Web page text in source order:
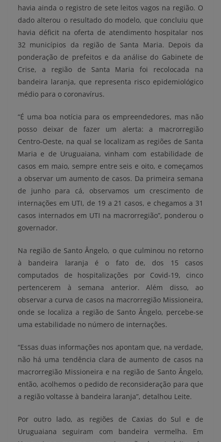
havia ainda o registro de sete leitos vagos na região. O
dado alterou o resultado do modelo, que concluiu que
havia déficit na oferta de atendimento hospitalar nos
32 municípios da região de Santa Maria. Depois da
ponderação de prefeitos e da análise do Gabinete de
Crise, a região de Santa Maria foi recolocada na
bandeira laranja, que representa risco epidemiológico
médio para o coronavírus.
“É uma boa notícia para os empreendedores, mas não
posso deixar de fazer um alerta: a macrorregião
Centro-Oeste, na qual se localizam as regiões de Santa
Maria e de Uruguaiana, vinham com estabilidade de
casos em maio, sempre entre seis e oito, e começamos
a observar um aumento de casos. Da primeira semana
de junho para cá, observamos um crescimento de
internações em UTI, de 19 a 21 casos, e chegamos a 31
casos internados em UTI na macrorregião”, ponderou o
governador.
Na região de Santo Ângelo, o que culminou no retorno
à bandeira laranja é o fato de, dos 15 casos
computados de hospitalizações por Covid-19, cinco
pertencerem à semana anterior. Além disso, ao
observar a curva de casos na macrorregião Missioneira,
onde se localiza a região de Santo Ângelo, percebe-se
uma estabilidade no número de internações.
“Essas duas informações nos apontam que, na verdade,
não há uma tendência clara de aumento de casos na
macrorregião Missioneira e na região de Santo Ângelo,
então, acolhemos o pedido de reconsideração para que
a região voltasse à bandeira laranja”, detalhou Leite.
Por outro lado, as regiões de Caxias do Sul e de
Uruguaiana seguiram com bandeira vermelha. Em